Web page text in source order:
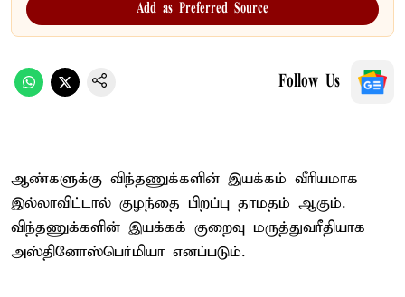
Add as Preferred Source
Follow Us
ஆண்களுக்கு விந்தணுக்களின் இயக்கம் வீரியமாக
இல்லாவிட்டால் குழந்தை பிறப்பு தாமதம் ஆகும்.
விந்தணுக்களின் இயக்கக் குறைவு மருத்துவரீதியாக
அஸ்தினோஸ்பெர்மியா எனப்படும்.